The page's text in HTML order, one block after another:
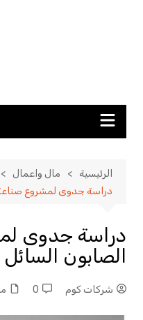
الرئيسية مال واعمال
دراسة جدوى لمشروع
دراسة جدوى
الصابون السائل
شركات كوم 0